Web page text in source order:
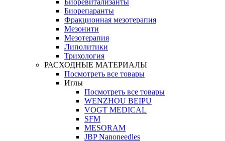
Биоревитализанты
Биорепаранты
Фракционная мезотерапия
Мезонити
Мезотерапия
Липолитики
Трихология
РАСХОДНЫЕ МАТЕРИАЛЫ
Посмотреть все товары
Иглы
Посмотреть все товары
WENZHOU BEIPU
VOGT MEDICAL
SFM
MESORAM
JBP Nanoneedles